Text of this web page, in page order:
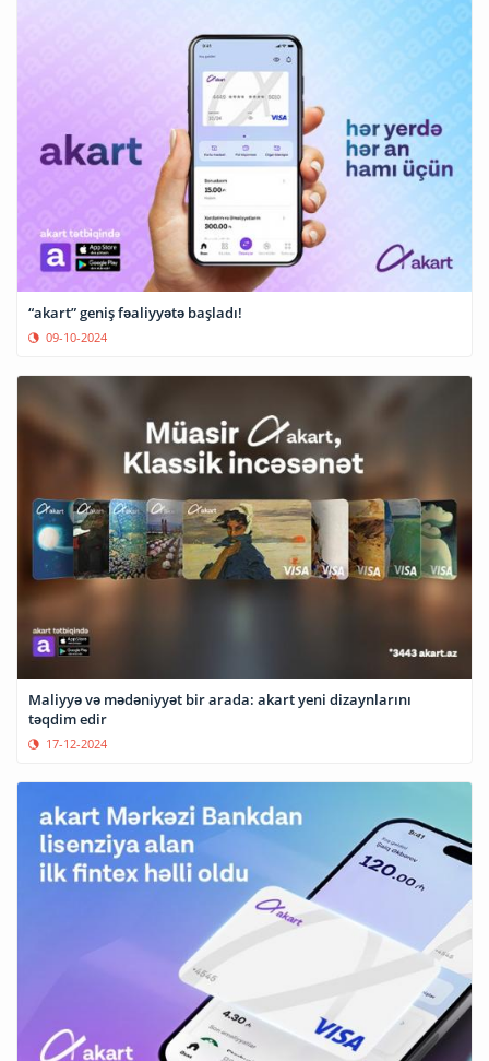
“akart” geniş fəaliyyətə başladı!
09-10-2024
Maliyyə və mədəniyyət bir arada: akart yeni dizaynlarını
təqdim edir
17-12-2024